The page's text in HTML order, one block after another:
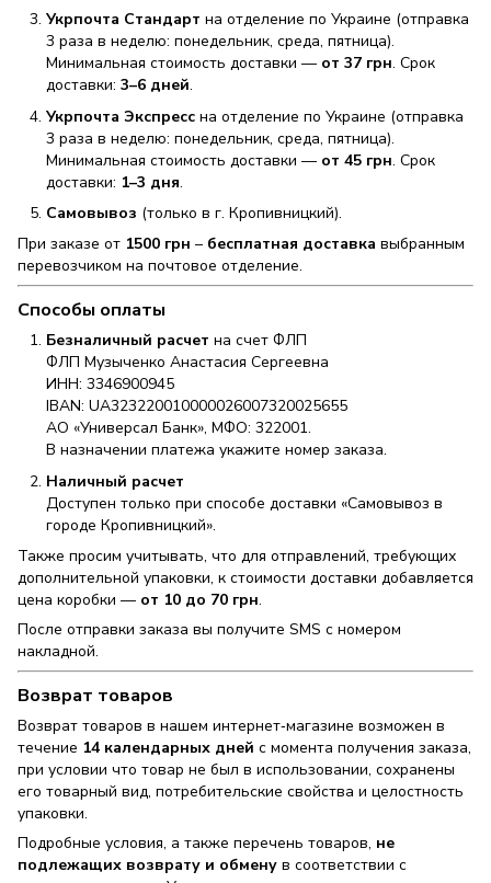
Укрпочта Стандарт на отделение по Украине (отправка
3 раза в неделю: понедельник, среда, пятница).
Минимальная стоимость доставки — от 37 грн. Срок
доставки: 3–6 дней.
Укрпочта Экспресс на отделение по Украине (отправка
3 раза в неделю: понедельник, среда, пятница).
Минимальная стоимость доставки — от 45 грн. Срок
доставки: 1–3 дня.
Самовывоз (только в г. Кропивницкий).
При заказе от 1500 грн – бесплатная доставка выбранным
перевозчиком на почтовое отделение.
Способы оплаты
Безналичный расчет на счет ФЛП
ФЛП Музыченко Анастасия Сергеевна
ИНН: 3346900945
IBAN: UA323220010000026007320025655
АО «Универсал Банк», МФО: 322001.
В назначении платежа укажите номер заказа.
Наличный расчет
Доступен только при способе доставки «Самовывоз в
городе Кропивницкий».
Также просим учитывать, что для отправлений, требующих
дополнительной упаковки, к стоимости доставки добавляется
цена коробки — от 10 до 70 грн.
После отправки заказа вы получите SMS с номером
накладной.
Возврат товаров
Возврат товаров в нашем интернет‑магазине возможен в
течение 14 календарных дней с момента получения заказа,
при условии что товар не был в использовании, сохранены
его товарный вид, потребительские свойства и целостность
упаковки.
Подробные условия, а также перечень товаров, не
подлежащих возврату и обмену в соответствии с